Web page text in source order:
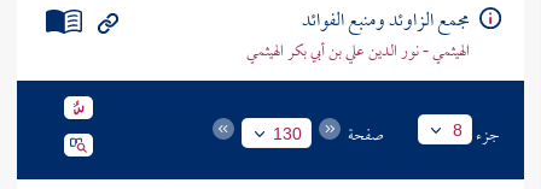
مجمع الزاوئد ومنبع الفوائد
الهيثمي - نور الدين علي بن أبي بكر الهيثمي
جزء 8 صفحة 130